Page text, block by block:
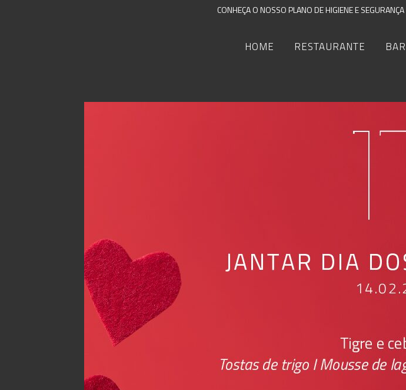
CONHEÇA O NOSSO PLANO DE HIGIENE E SEGURANÇA
HOME RESTAURANTE BAR